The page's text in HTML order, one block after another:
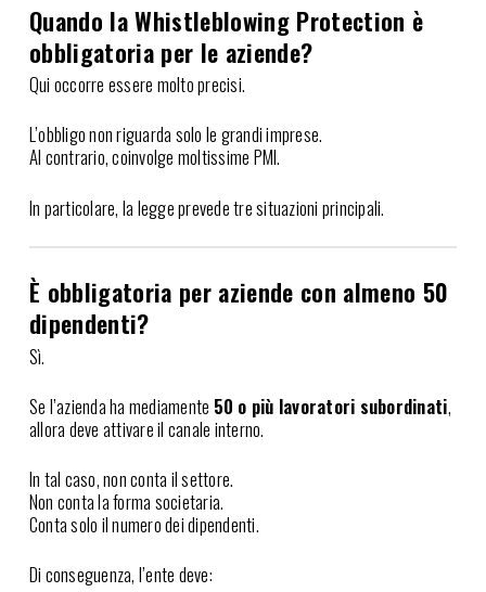
Quando la Whistleblowing Protection è
obbligatoria per le aziende?
Qui occorre essere molto precisi.
L’obbligo non riguarda solo le grandi imprese.
Al contrario, coinvolge moltissime PMI.
In particolare, la legge prevede tre situazioni principali.
È obbligatoria per aziende con almeno 50
dipendenti?
Sì.
Se l’azienda ha mediamente 50 o più lavoratori subordinati,
allora deve attivare il canale interno.
In tal caso, non conta il settore.
Non conta la forma societaria.
Conta solo il numero dei dipendenti.
Di conseguenza, l’ente deve: